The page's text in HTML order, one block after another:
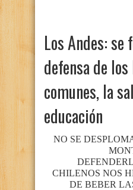
Los Andes:
defensa de
comunes, la
educación
NO SE
CHILENOS NOS
DE BEBER